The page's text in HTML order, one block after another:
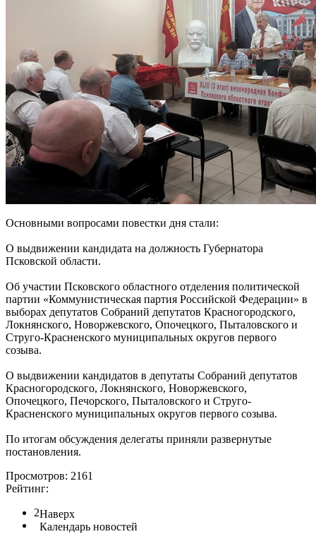
Основными вопросами повестки дня стали:
О выдвижении кандидата на должность Губернатора
Псковской области.
Об участии Псковского областного отделения политической
партии «Коммунистическая партия Российской Федерации» в
выборах депутатов Собраний депутатов Красногородского,
Локнянского, Новоржевского, Опочецкого, Пыталовского и
Струго-Красненского муниципальных округов первого
созыва.
О выдвижении кандидатов в депутаты Собраний депутатов
Красногородского, Локнянского, Новоржевского,
Опочецкого, Печорского, Пыталовского и Струго-
Красненского муниципальных округов первого созыва.
По итогам обсуждения делегаты приняли развернутые
постановления.
Просмотров: 2161
Рейтинг:
2Наверх
Календарь новостей